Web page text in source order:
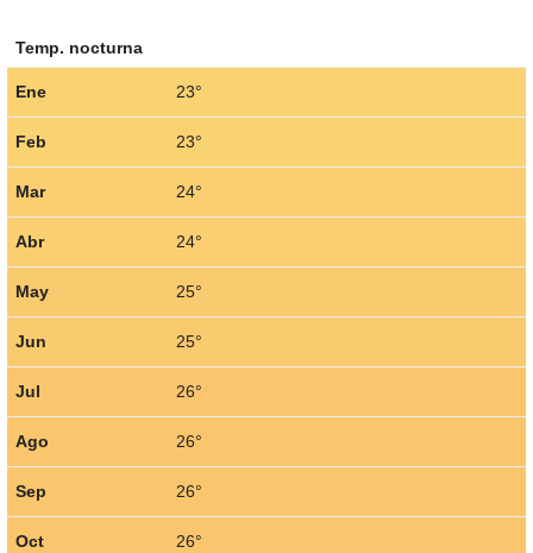
Temp. nocturna
Ene 23°
Feb 23°
Mar 24°
Abr 24°
May 25°
Jun 25°
Jul 26°
Ago 26°
Sep 26°
Oct 26°